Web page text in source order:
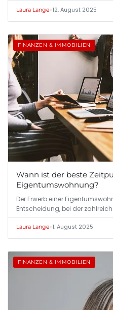
Laura Lange•12. August 2025
FINANZEN & IMMOBILIEN
Wann ist der beste
Eigentumswohnung?
Der Erwerb einer
Entscheidung, bei der
Laura Lange•1. August 2025
FINANZEN & IMMOBILIEN